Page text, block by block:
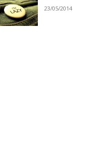
23/05/2014